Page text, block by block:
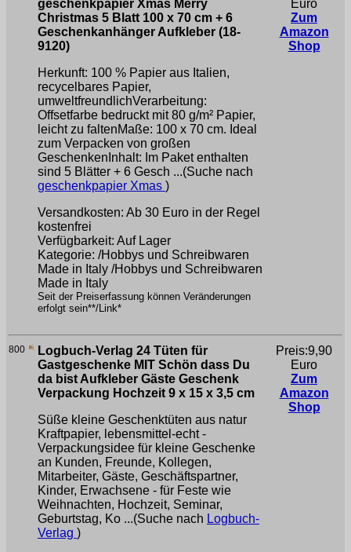
geschenkpapier Xmas Merry
Christmas 5 Blatt 100 x 70 cm + 6
Geschenkanhänger Aufkleber (18-
9120)
Herkunft: 100 % Papier aus Italien,
recycelbares Papier,
umweltfreundlichVerarbeitung:
Offsetfarbe bedruckt mit 80 g/m² Papier,
leicht zu faltenMaße: 100 x 70 cm. Ideal
zum Verpacken von großen
GeschenkenInhalt: Im Paket enthalten
sind 5 Blätter + 6 Gesch ...(Suche nach
geschenkpapier Xmas )
Versandkosten: Ab 30 Euro in der Regel
kostenfrei
Verfügbarkeit: Auf Lager
Kategorie: /Hobbys und Schreibwaren
Made in Italy /Hobbys und Schreibwaren
Made in Italy
Seit der Preiserfassung können Veränderungen
erfolgt sein**/Link*
Euro
Zum
Amazon
Shop
800
Logbuch-Verlag 24 Tüten für
Gastgeschenke MIT Schön dass Du
da bist Aufkleber Gäste Geschenk
Verpackung Hochzeit 9 x 15 x 3,5 cm
Süße kleine Geschenktüten aus natur
Kraftpapier, lebensmittel-echt -
Verpackungsidee für kleine Geschenke
an Kunden, Freunde, Kollegen,
Mitarbeiter, Gäste, Geschäftspartner,
Kinder, Erwachsene - für Feste wie
Weihnachten, Hochzeit, Seminar,
Geburtstag, Ko ...(Suche nach Logbuch-
Verlag )
Preis:9,90
Euro
Zum
Amazon
Shop